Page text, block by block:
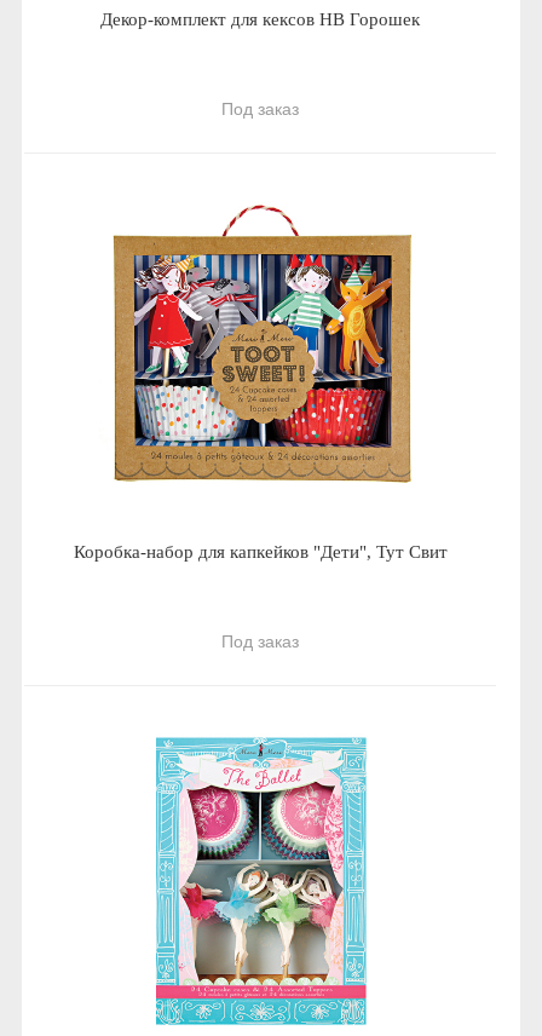
Декор-комплект для кексов HB Горошек
Под заказ
Коробка-набор для капкейков "Дети", Тут Свит
Под заказ